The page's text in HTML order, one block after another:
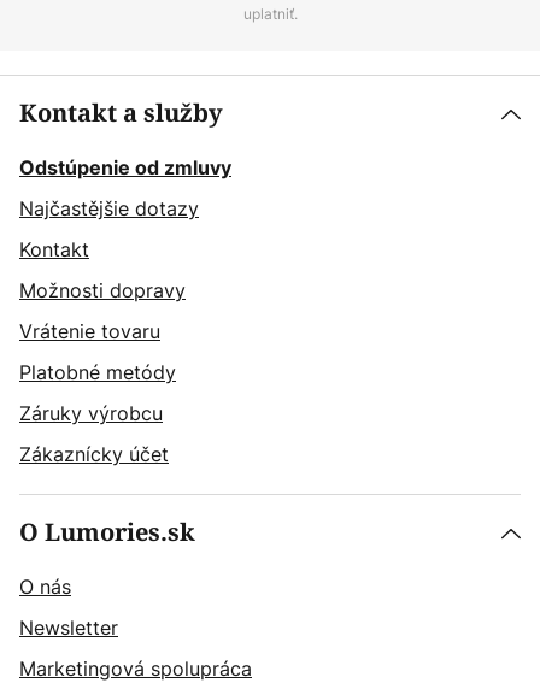
uplatniť.
Kontakt a služby
Odstúpenie od zmluvy
Najčastějšie dotazy
Kontakt
Možnosti dopravy
Vrátenie tovaru
Platobné metódy
Záruky výrobcu
Zákaznícky účet
O Lumories.sk
O nás
Newsletter
Marketingová spolupráca